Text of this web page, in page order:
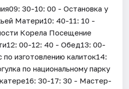
30-10: 00 - Остановка у
Матери10: 40-11: 10 -
Корела Посещение
00-12: 40 - Обед13: 00-
изготовлению калиток14:
по национальному парку
30-17: 30 - Мастер-